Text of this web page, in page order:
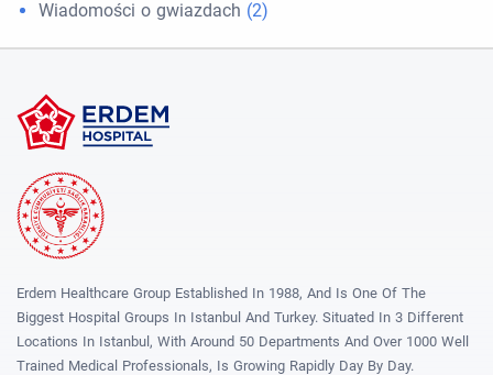
Wiadomości o gwiazdach (2)
Erdem Healthcare Group Established In 1988, And Is One Of The
Biggest Hospital Groups In Istanbul And Turkey. Situated In 3 Different
Locations In Istanbul, With Around 50 Departments And Over 1000 Well
Trained Medical Professionals, Is Growing Rapidly Day By Day.